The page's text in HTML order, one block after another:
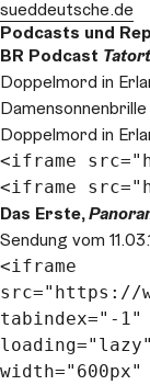
sueddeutsche.de
Podcasts und
BR Podcast
Doppelmord in
Damensonnenbrille
Doppelmord in
<iframe
<iframe
Das Erste,
Sendung vom
<iframe
src="https://
tabindex="-1"
loading="lazy"
width="600px"